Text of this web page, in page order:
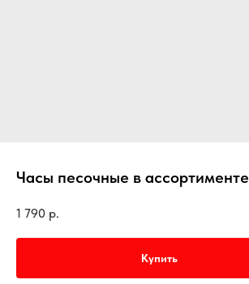
Часы песочные в ассортименте
1 790 р.
Купить